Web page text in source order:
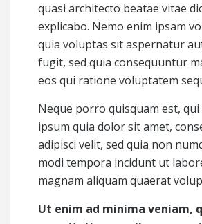
quasi architecto beatae vitae
explicabo. Nemo enim ipsam
quia voluptas sit aspernatur
fugit, sed quia consequuntur
eos qui ratione voluptatem
Neque porro quisquam est,
ipsum quia dolor sit amet,
adipisci velit, sed quia non
modi tempora incidunt ut
magnam aliquam quaerat
Ut enim ad minima veniam,